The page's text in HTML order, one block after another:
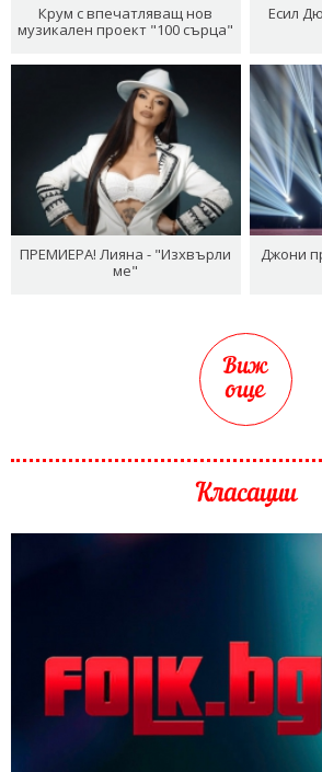
Крум с впечатляващ нов
музикален проект "100 сърца"
Есил
ПРЕМИЕРА! Лияна - "Изхвърли
ме"
Джони
Виж
още
Класации